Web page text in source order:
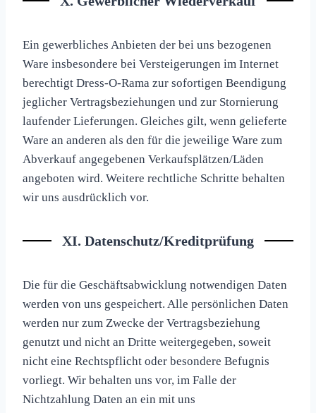
Ein gewerbliches Anbieten der bei uns bezogenen
Ware insbesondere bei Versteigerungen im Internet
berechtigt Dress-O-Rama zur sofortigen Beendigung
jeglicher Vertragsbeziehungen und zur Stornierung
laufender Lieferungen. Gleiches gilt, wenn gelieferte
Ware an anderen als den für die jeweilige Ware zum
Abverkauf angegebenen Verkaufsplätzen/Läden
angeboten wird. Weitere rechtliche Schritte behalten
wir uns ausdrücklich vor.
XI. Datenschutz/Kreditprüfung
Die für die Geschäftsabwicklung notwendigen Daten
werden von uns gespeichert. Alle persönlichen Daten
werden nur zum Zwecke der Vertragsbeziehung
genutzt und nicht an Dritte weitergegeben, soweit
nicht eine Rechtspflicht oder besondere Befugnis
vorliegt. Wir behalten uns vor, im Falle der
Nichtzahlung Daten an ein mit uns